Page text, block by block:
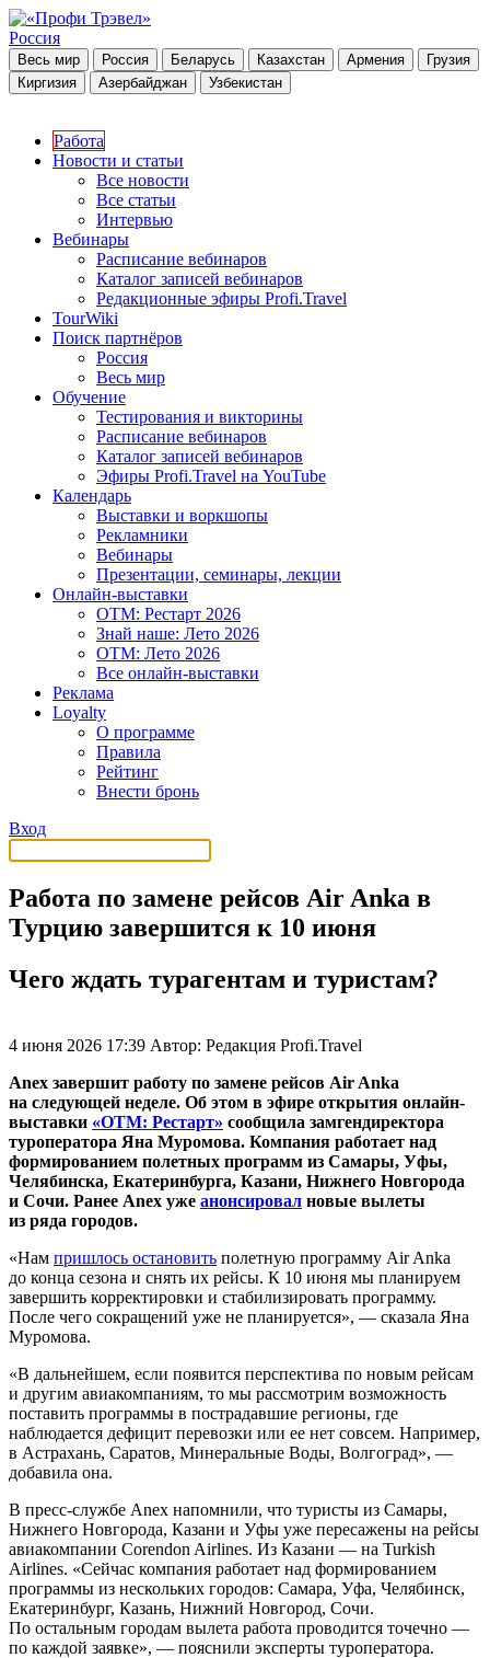
Россия
Весь мир Россия Беларусь Казахстан Армения
Грузия
Киргизия
Азербайджан Узбекистан
Работа
Новости и статьи
Все новости
Все статьи
Интервью
Вебинары
Расписание вебинаров
Каталог записей вебинаров
Редакционные эфиры Profi.Travel
TourWiki
Поиск партнёров
Россия
Весь мир
Обучение
Тестирования и викторины
Расписание вебинаров
Каталог записей вебинаров
Эфиры Profi.Travel на YouTube
Календарь
Выставки и воркшопы
Рекламники
Вебинары
Презентации, семинары, лекции
Онлайн-выставки
OTM: Рестарт 2026
Знай наше: Лето 2026
OTM: Лето 2026
Все онлайн-выставки
Реклама
Loyalty
О программе
Правила
Рейтинг
Внести бронь
Вход
Работа по замене рейсов Air Anka в
Турцию завершится к 10 июня
Чего ждать турагентам и туристам?
4 июня 2026 17:39 Автор: Редакция Profi.Travel
Anex завершит работу по замене рейсов Air Anka
на следующей неделе. Об этом в эфире открытия онлайн-
выставки «ОТМ: Рестарт» сообщила замгендиректора
туроператора Яна Муромова. Компания работает над
формированием полетных программ из Самары, Уфы,
Челябинска, Екатеринбурга, Казани, Нижнего Новгорода
и Сочи. Ранее Anex уже анонсировал новые вылеты
из ряда городов.
«Нам пришлось остановить полетную программу Air Anka
до конца сезона и снять их рейсы. К 10 июня мы планируем
завершить корректировки и стабилизировать программу.
После чего сокращений уже не планируется», — сказала Яна
Муромова.
«В дальнейшем, если появится перспектива по новым рейсам
и другим авиакомпаниям, то мы рассмотрим возможность
поставить программы в пострадавшие регионы, где
наблюдается дефицит перевозки или ее нет совсем. Например,
в Астрахань, Саратов, Минеральные Воды, Волгоград», —
добавила она.
В пресс-службе Anex напомнили, что туристы из Самары,
Нижнего Новгорода, Казани и Уфы уже пересажены на рейсы
авиакомпании Corendon Airlines. Из Казани — на Turkish
Airlines. «Сейчас компания работает над формированием
программы из нескольких городов: Самара, Уфа, Челябинск,
Екатеринбург, Казань, Нижний Новгород, Сочи.
По остальным городам вылета работа проводится точечно —
по каждой заявке», — пояснили эксперты туроператора.